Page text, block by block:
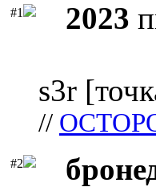
#1 2023
s3r
//
#2